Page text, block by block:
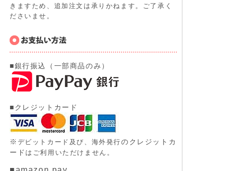
きますため、追加注文は承りかねます。ご了承く
ださいませ。
■銀行振込（一部商品のみ）
■クレジットカード
※ デビットカード及び、 海外発行のクレジットカ
ード はご利用いただけません。